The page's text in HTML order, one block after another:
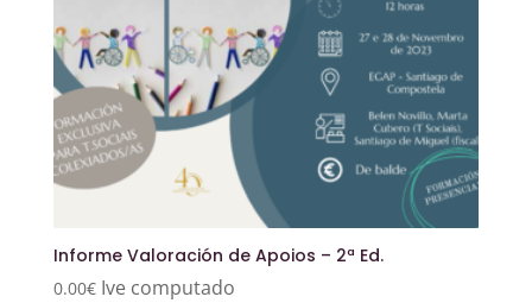
Informe Valoración de Apoios – 2ª Ed.
0.00€ Ive computado